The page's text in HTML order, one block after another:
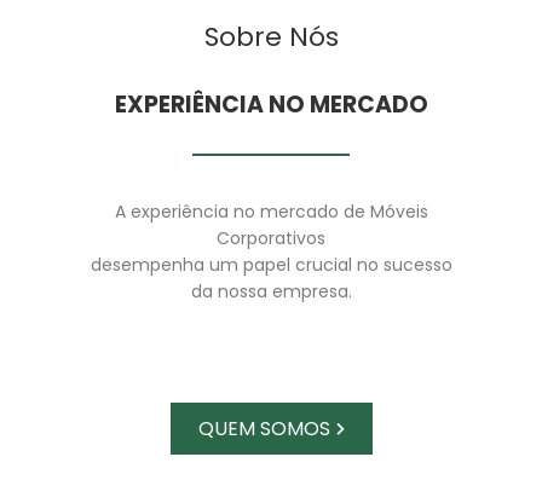
Sobre Nós
EXPERIÊNCIA NO MERCADO
A experiência no mercado de Móveis
Corporativos
desempenha um papel crucial no sucesso
da nossa empresa.
QUEM SOMOS